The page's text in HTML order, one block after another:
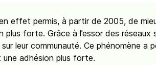
effet permis, à partir de 2005, de
forte. Grâce à l’essor des réseaux
leur communauté. Ce phénomène a
adhésion plus forte.